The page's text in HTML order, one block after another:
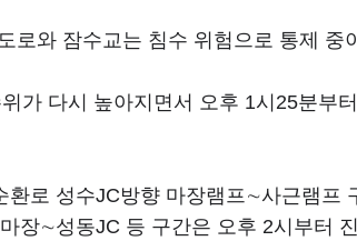
로와 잠수교는 침수 위험으로 통제 중
가 다시 높아지면서 오후 1시25분부
로 성수JC방향 마장램프∼사근램프
장∼성동JC 등 구간은 오후 2시부터 진